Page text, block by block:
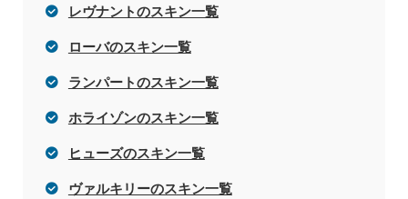
レヴナントのスキン一覧
ローバのスキン一覧
ランパートのスキン一覧
ホライゾンのスキン一覧
ヒューズのスキン一覧
ヴァルキリーのスキン一覧